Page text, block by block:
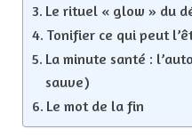
Le rituel « glow » du
Tonifier ce qui peut
La minute santé :
sauve)
Le mot de la fin